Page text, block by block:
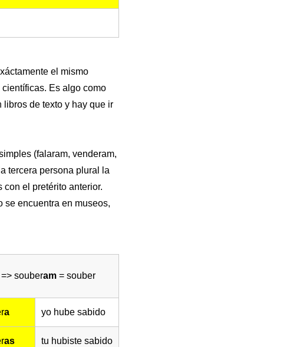
el mismo
Es algo como
de texto y hay que ir
(falaram, venderam,
tercera persona plural la
el pretérito anterior.
se encuentra en museos,
souberam = souber
a yo hube sabido
as tu hubiste sabido